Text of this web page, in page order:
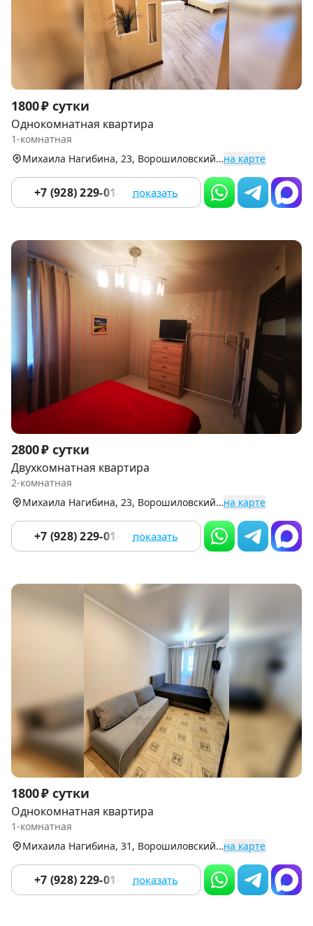
Item
1
of
9
1800 ₽ сутки
Однокомнатная квартира
1-комнатная
Михаила Нагибина, 23, Ворошиловский р-нна карте
+7 (928) 229-01-08 показать
Item
1
of
2800 ₽ сутки
Двухкомнатная квартира
2-комнатная
Михаила Нагибина, 23, Ворошиловский р-нна карте
+7 (928) 229-01-08 показать
Item
1
of
1800 ₽ сутки
Однокомнатная квартира
1-комнатная
Михаила Нагибина, 31, Ворошиловский р-нна карте
+7 (928) 229-01-08 показать